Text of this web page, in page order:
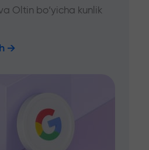
Oltin bo‘yicha kunlik